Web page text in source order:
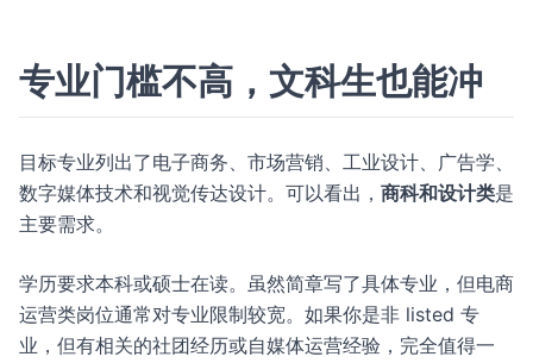
专业门槛不高，文科生也能冲
目标专业列出了电子商务、市场营销、工业设计、广告学、
数字媒体技术和视觉传达设计。可以看出， 商科和设计类是
主要需求。
学历要求本科或硕士在读。虽然简章写了具体专业，但电商
运营类岗位通常对专业限制较宽。如果你是非 listed 专
业，但有相关的社团经历或自媒体运营经验，完全值得一